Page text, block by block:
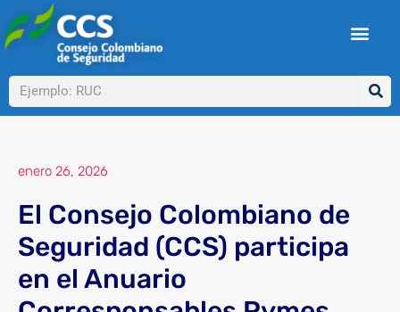
al
contenido
Buscar
enero 26, 2026
El Consejo Colombiano de
Seguridad (CCS) participa
en el Anuario